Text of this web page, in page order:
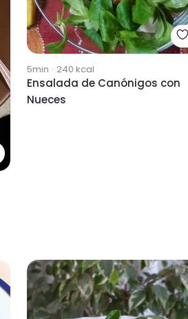
5min · 240 kcal
Ensalada de Canónigos con
Nueces